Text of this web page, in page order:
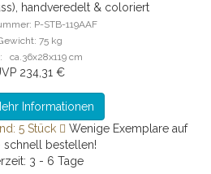
handveredelt & coloriert
P-STB-119AAF
75 kg
ca.36x28x119 cm
234,31 €
Informationen
5 Stück
Wenige Exemplare auf
schnell bestellen!
3 - 6 Tage